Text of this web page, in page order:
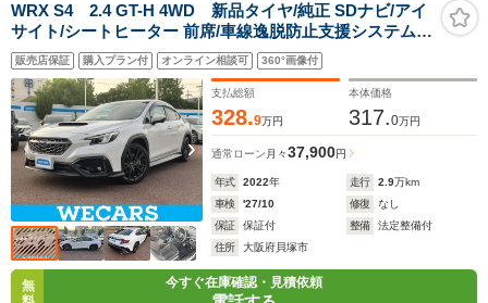
WRX S4 2.4 GT-H 4WD 新品タイヤ/純正 SDナビ/アイ
サイト/シートヒーター 前席/車線逸脱防止支援システム/
ドライブレコーダー 純正/ヘッドランプ LED/Bluetooth接
続/ETC/横滑り防止装置
販売店保証 購入プラン付 オンライン相談可 360°画像付
支払総額
328.9万円
本体価格
317.0万円
通常ローン 月々37,900円
年式 2022年 走行 2.9万km
車検
'27/10 修復
なし
保証
保証付 整備
法定整備付
住所
大阪府貝塚市
無
今すぐ在庫確認・見積依頼